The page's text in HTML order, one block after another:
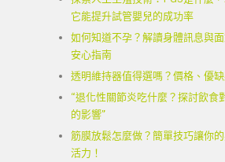
它能提升試管嬰兒的成功率
如何知道不孕？解讀身體訊息與
安心指南
透明維持器值得選嗎？價格、優
“退化性關節炎吃什麼？探討飲食
的影響”
筋膜放鬆怎麼做？簡單技巧讓你
活力！